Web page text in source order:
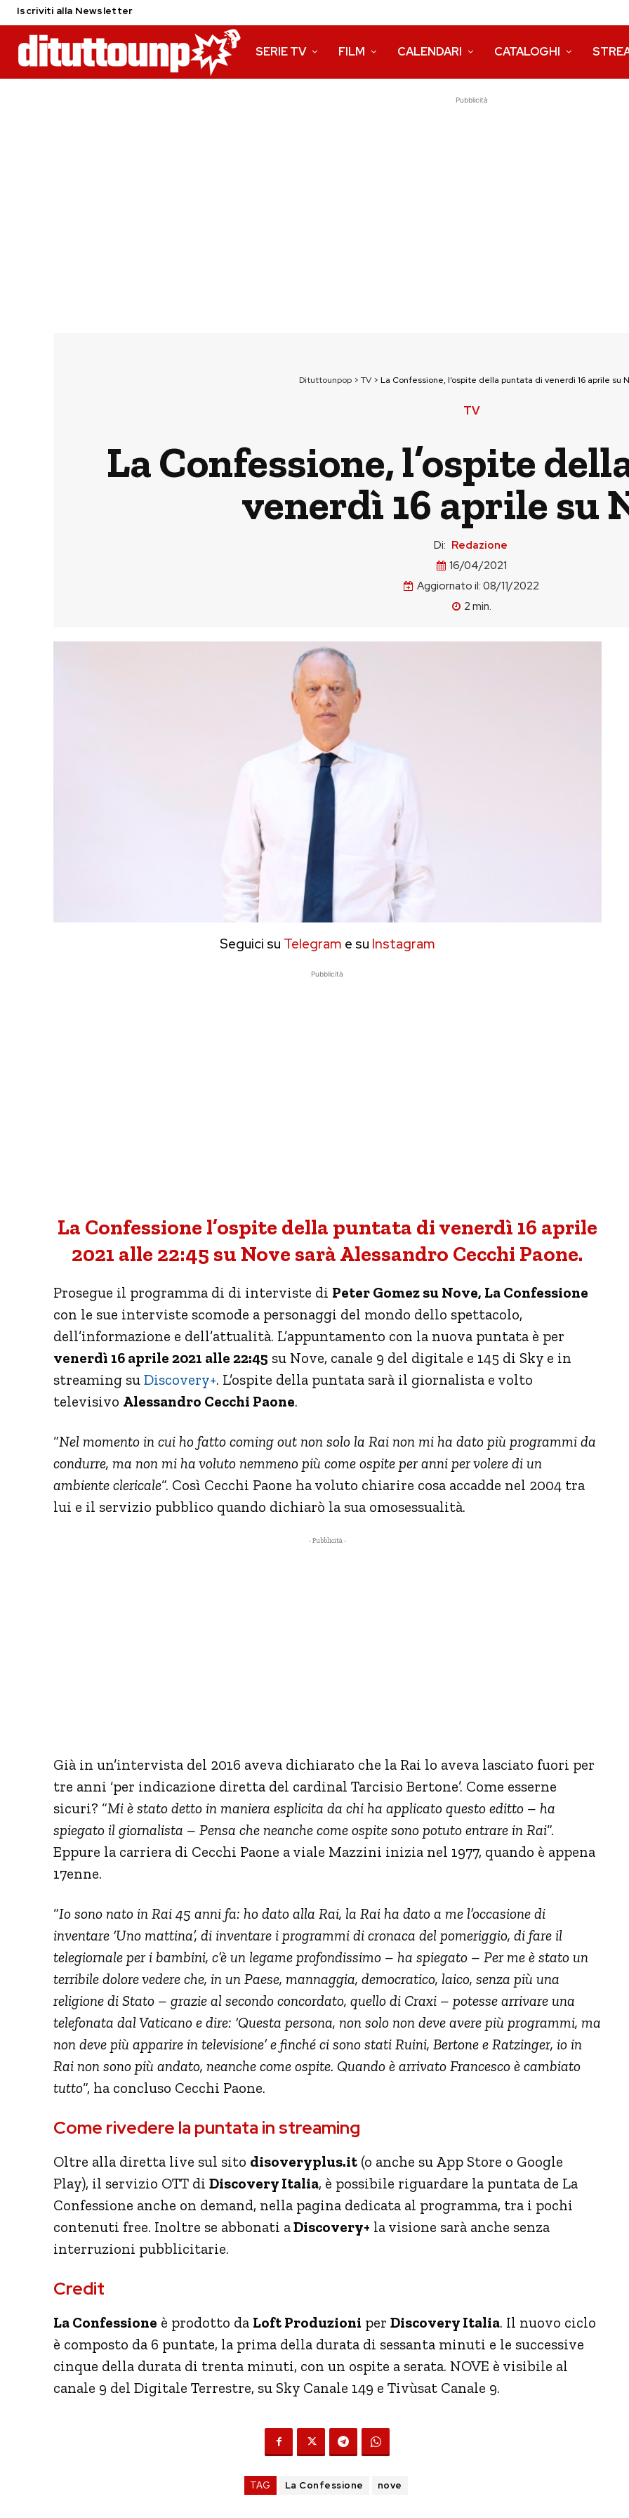
Iscriviti alla Newsletter
SERIE TV FILM CALENDARI CATALOGHI
Pubblicità
Dituttounpop> TV> La Confessione, l’ospite della puntata di venerdì 16 aprile su
TV
La Confessione, l’ospite
venerdì 16 aprile su
Di: Redazione
16/04/2021
Aggiornato il: 08/11/2022
2 min.
Seguici su Telegram e su Instagram
Pubblicità
La Confessione l’ospite della puntata di venerdì 16 aprile
2021 alle 22:45 su Nove sarà Alessandro Cecchi Paone.
Prosegue il programma di di interviste di Peter Gomez su Nove, La Confessione
con le sue interviste scomode a personaggi del mondo dello spettacolo,
dell’informazione e dell’attualità. L’appuntamento con la nuova puntata è per
venerdì 16 aprile 2021 alle 22:45 su Nove, canale 9 del digitale e 145 di Sky e in
streaming su Discovery+. L’ospite della puntata sarà il giornalista e volto
televisivo Alessandro Cecchi Paone.
“Nel momento in cui ho fatto coming out non solo la Rai non mi ha dato più programmi da
condurre, ma non mi ha voluto nemmeno più come ospite per anni per volere di un
ambiente clericale“. Così Cecchi Paone ha voluto chiarire cosa accadde nel 2004 tra
lui e il servizio pubblico quando dichiarò la sua omosessualità.
- Pubblicità -
Già in un’intervista del 2016 aveva dichiarato che la Rai lo aveva lasciato fuori per
tre anni ‘per indicazione diretta del cardinal Tarcisio Bertone’. Come esserne
sicuri? “Mi è stato detto in maniera esplicita da chi ha applicato questo editto – ha
spiegato il giornalista – Pensa che neanche come ospite sono potuto entrare in Rai“.
Eppure la carriera di Cecchi Paone a viale Mazzini inizia nel 1977, quando è appena
17enne.
“Io sono nato in Rai 45 anni fa: ho dato alla Rai, la Rai ha dato a me l’occasione di
inventare ‘Uno mattina’, di inventare i programmi di cronaca del pomeriggio, di fare il
telegiornale per i bambini, c’è un legame profondissimo – ha spiegato – Per me è stato un
terribile dolore vedere che, in un Paese, mannaggia, democratico, laico, senza più una
religione di Stato – grazie al secondo concordato, quello di Craxi – potesse arrivare una
telefonata dal Vaticano e dire: ‘Questa persona, non solo non deve avere più programmi, ma
non deve più apparire in televisione’ e finché ci sono stati Ruini, Bertone e Ratzinger, io in
Rai non sono più andato, neanche come ospite. Quando è arrivato Francesco è cambiato
tutto“, ha concluso Cecchi Paone.
Come rivedere la puntata in streaming
Oltre alla diretta live sul sito disoveryplus.it (o anche su App Store o Google
Play), il servizio OTT di Discovery Italia, è possibile riguardare la puntata de La
Confessione anche on demand, nella pagina dedicata al programma, tra i pochi
contenuti free. Inoltre se abbonati aDiscovery+ la visione sarà anche senza
interruzioni pubblicitarie.
Credit
La Confessione è prodotto da Loft Produzioni per Discovery Italia. Il nuovo ciclo
è composto da 6 puntate, la prima della durata di sessanta minuti e le successive
cinque della durata di trenta minuti, con un ospite a serata. NOVE è visibile al
canale 9 del Digitale Terrestre, su Sky Canale 149 e Tivùsat Canale 9.
TAG La Confessione nove